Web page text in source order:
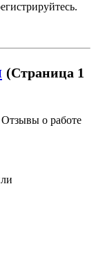
(Страница 1
Отзывы о работе